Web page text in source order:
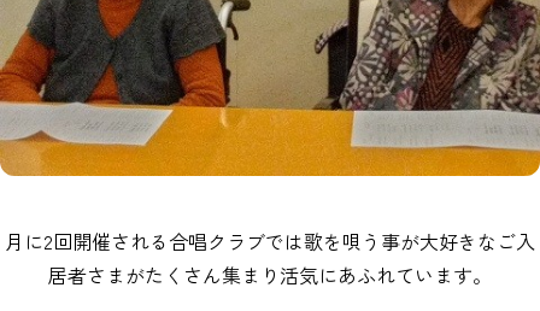
月に2回開催される合唱クラブでは歌を唄う事が大好きなご入
居者さまがたくさん集まり活気にあふれています。